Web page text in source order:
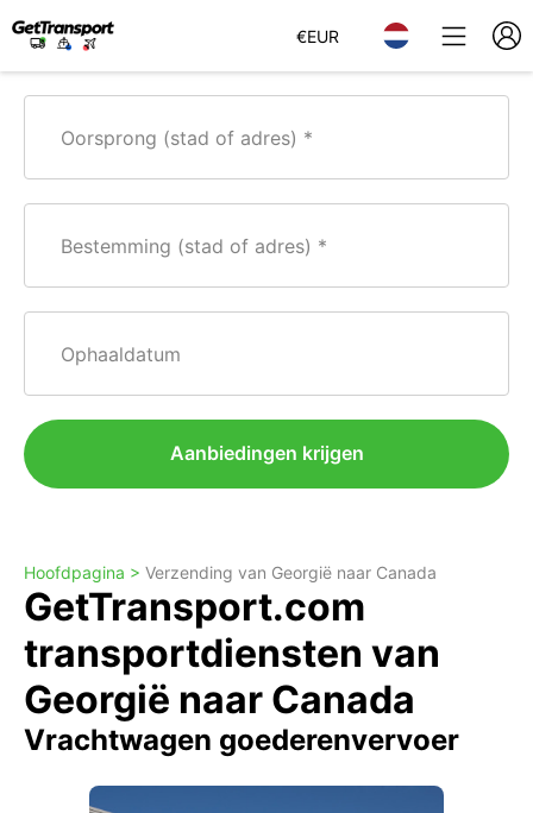
€EUR
Oorsprong (stad of adres)
Bestemming (stad of adres)
Ophaaldatum
Aanbiedingen krijgen
Hoofdpagina > Verzending van Georgië naar Canada
GetTransport.com
transportdiensten van
Georgië naar Canada
Vrachtwagen goederenvervoer